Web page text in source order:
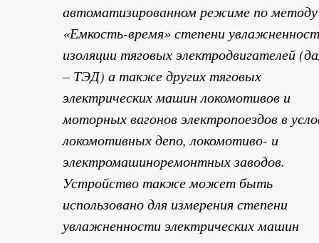
автоматизированном режиме по методу
«Емкость-время» степени
изоляции тяговых электродвигателей
– ТЭД) а также других тяговых
электрических машин локомотивов и
моторных вагонов электропоездов в
локомотивных депо, локомотиво- и
электромашиноремонтных заводов.
Устройство также может быть
использовано для измерения степени
увлажненности электрических машин